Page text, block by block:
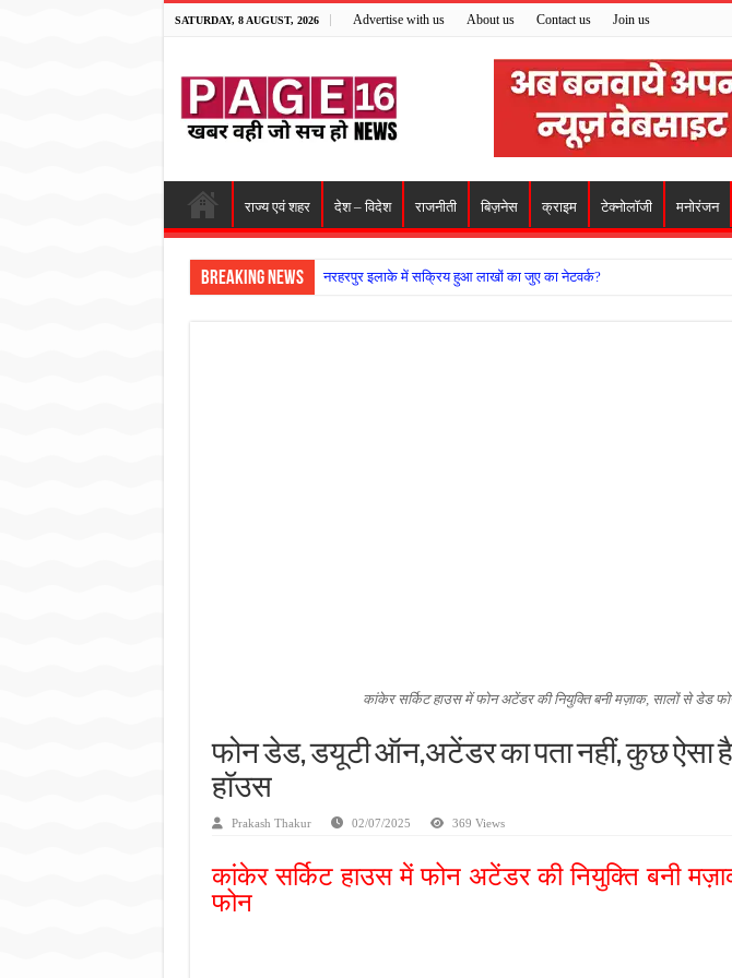
SATURDAY, 8 AUGUST, 2026 Advertise with us About us Contact us Join us
राज्य एवं शहर देश – विदेश राजनीती बिज़नेस क्राइम टेक्नोलॉजी मनोरंजन
Breaking News नरहरपुर इलाके में सक्रिय हुआ लाखों का जुए का नेटवर्क?
कांकेर सर्किट हाउस में फोन अटेंडर की नियुक्ति बनी मज़ाक, सालों से डेड
फोन डेड, डयूटी ऑन,अटेंडर का पता नहीं, कुछ ऐसा
हॉउस
Prakash Thakur 02/07/2025 369 Views
कांकेर सर्किट हाउस में फोन अटेंडर की नियुक्ति बनी
फोन